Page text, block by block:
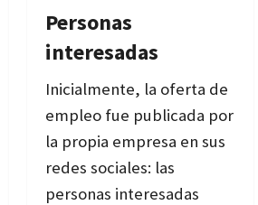
Personas
interesadas
Inicialmente, la oferta de
empleo fue publicada por
la propia empresa en sus
redes sociales: las
personas interesadas